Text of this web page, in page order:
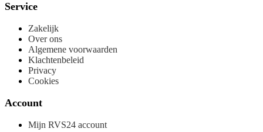
Service
Zakelijk
Over ons
Algemene voorwaarden
Klachtenbeleid
Privacy
Cookies
Account
Mijn RVS24 account